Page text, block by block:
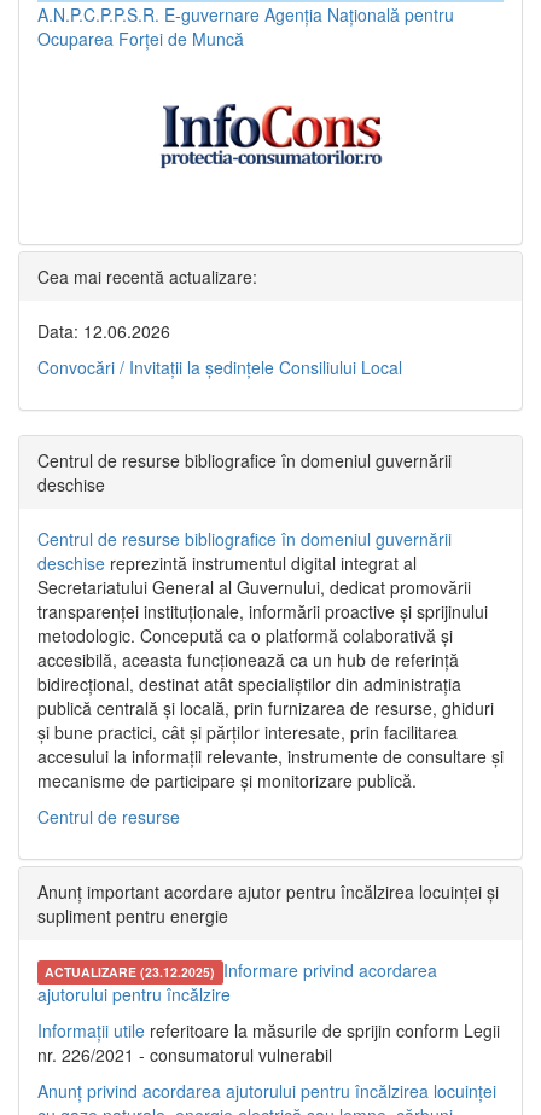
A.N.P.C.P.P.S.R. E-guvernare Agenția Națională pentru
Ocuparea Forței de Muncă
Cea mai recentă actualizare:
Data: 12.06.2026
Convocări / Invitaţii la şedinţele Consiliului Local
Centrul de resurse bibliografice în domeniul guvernării
deschise
Centrul de resurse bibliografice în domeniul guvernării
deschise reprezintă instrumentul digital integrat al
Secretariatului General al Guvernului, dedicat promovării
transparenței instituționale, informării proactive și sprijinului
metodologic. Concepută ca o platformă colaborativă și
accesibilă, aceasta funcționează ca un hub de referință
bidirecțional, destinat atât specialiștilor din administrația
publică centrală și locală, prin furnizarea de resurse, ghiduri
și bune practici, cât și părților interesate, prin facilitarea
accesului la informații relevante, instrumente de consultare și
mecanisme de participare și monitorizare publică.
Centrul de resurse
Anunț important acordare ajutor pentru încălzirea locuinței și
supliment pentru energie
ACTUALIZARE (23.12.2025) Informare privind acordarea
ajutorului pentru încălzire
Informații utile referitoare la măsurile de sprijin conform Legii
nr. 226/2021 - consumatorul vulnerabil
Anunț privind acordarea ajutorului pentru încălzirea locuinței